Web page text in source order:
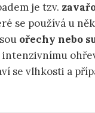
je tzv.
se používá u
ořechy nebo
se vlhkosti a